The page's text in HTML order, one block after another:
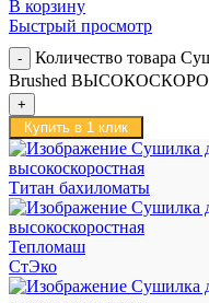
В корзину
Быстрый просмотр
Количество товара
Brushed
Купить в 1 клик
Титан бахиломаты
Тепломаш
СтЭко